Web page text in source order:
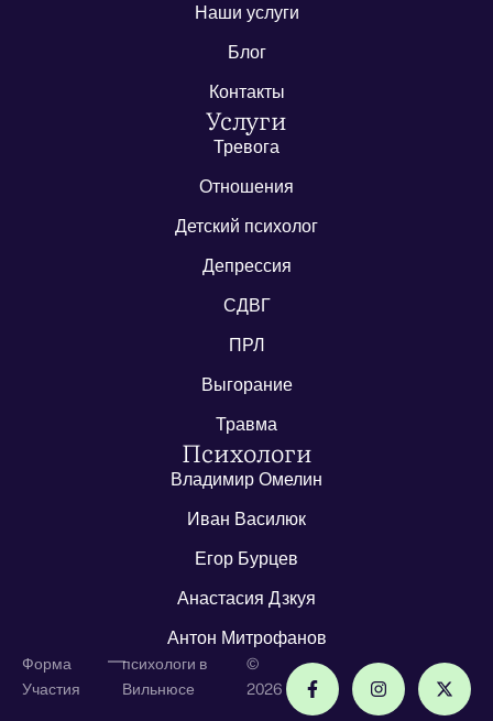
Наши услуги
Блог
Контакты
Услуги
Тревога
Отношения
Детский психолог
Депрессия
СДВГ
ПРЛ
Выгорание
Травма
Психологи
Владимир Омелин
Иван Василюк
Егор Бурцев
Анастасия Дзкуя
Антон Митрофанов
Форма
Участия
—психологи в
Вильнюсе
©
2026